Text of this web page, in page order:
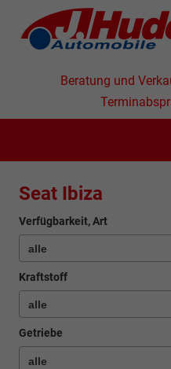
Beratung und
Seat Ibiza
Verfügbarkeit, Art
Kraftstoff
Getriebe